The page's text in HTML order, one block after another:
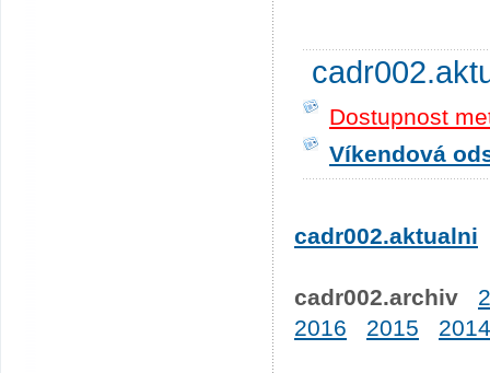
Dostupnost
Víkendová
cadr002.aktualni
cadr002.archiv
2016
2015 2014